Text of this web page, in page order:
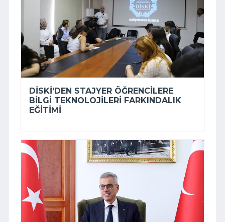
DİSKİ’DEN STAJYER ÖĞRENCILERE
BILGI TEKNOLOJILERI FARKINDALIK
EĞITIMI